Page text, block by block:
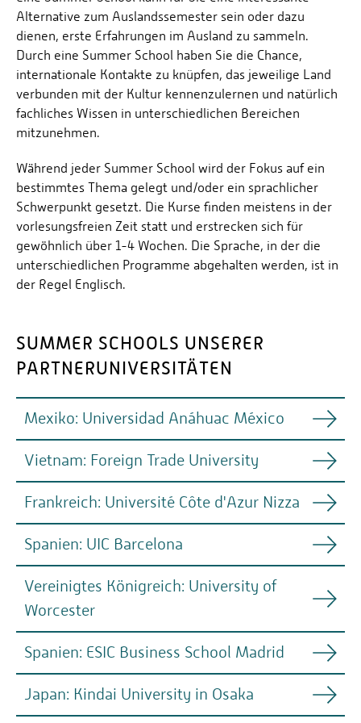
Alternative zum Auslandssemester sein oder dazu
dienen, erste Erfahrungen im Ausland zu sammeln.
Durch eine Summer School haben Sie die Chance,
internationale Kontakte zu knüpfen, das jeweilige Land
verbunden mit der Kultur kennenzulernen und natürlich
fachliches Wissen in unterschiedlichen Bereichen
mitzunehmen.
Während jeder Summer School wird der Fokus auf ein
bestimmtes Thema gelegt und/oder ein sprachlicher
Schwerpunkt gesetzt. Die Kurse finden meistens in der
vorlesungsfreien Zeit statt und erstrecken sich für
gewöhnlich über 1-4 Wochen. Die Sprache, in der die
unterschiedlichen Programme abgehalten werden, ist in
der Regel Englisch.
SUMMER SCHOOLS UNSERER
PARTNERUNIVERSITÄTEN
Mexiko: Universidad Anáhuac México
Studierende haben die Möglichkeit, an der
Anáhuac
Vietnam: Foreign Trade University
University in Vietnam bietet im August 2026 eine
Summer School an. Die Bewerbungen sind bereits
Frankreich: Université Côte d'Azur Nizza
Spanien: UIC Barcelona
Vereinigtes Königreich: University of
Worcester
Spanien: ESIC Business School Madrid
Japan: Kindai University in Osaka